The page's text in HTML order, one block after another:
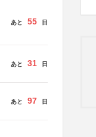
あと 55 日
あと 31 日
あと 97 日